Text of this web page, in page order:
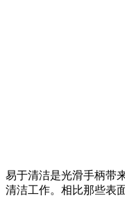
易于清洁是光滑手柄带
清洁工作。相比那些表